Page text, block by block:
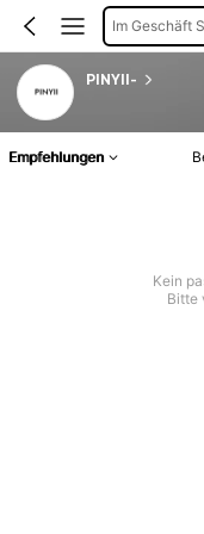
Im Geschäft
PINYII-
Empfehlungen
Kein
Bitte